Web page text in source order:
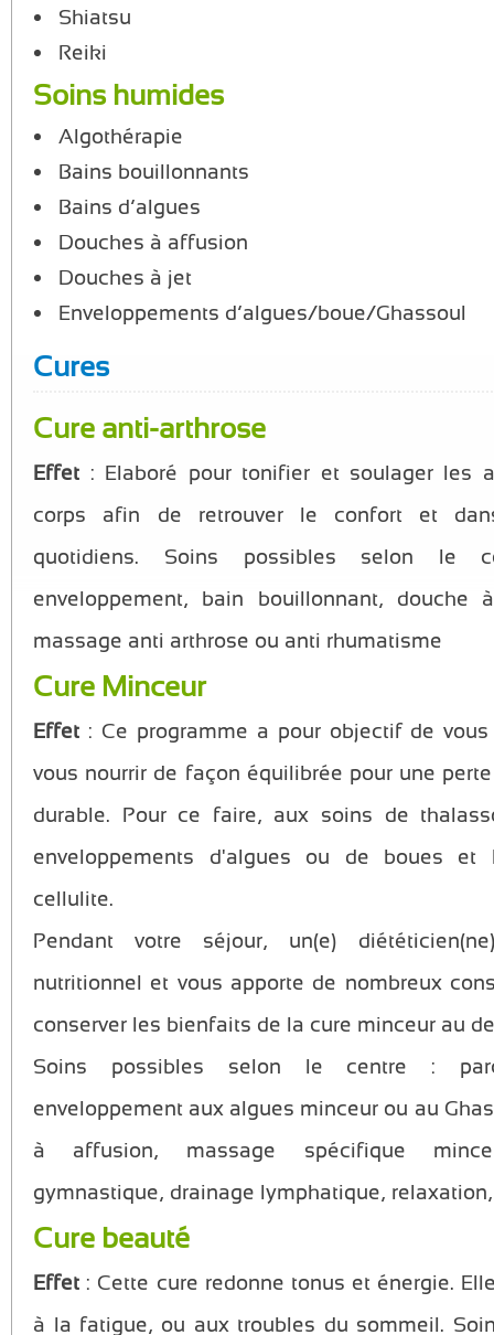
Shiatsu
Reiki
Soins humides
Algothérapie
Bains bouillonnants
Bains d’algues
Douches à affusion
Douches à jet
Enveloppements d’algues/boue/Ghassoul
Cures
Cure anti-arthrose
Effet : Elaboré pour tonifier et soulager les
corps afin de retrouver le confort et
quotidiens. Soins possibles selon le
enveloppement, bain bouillonnant,
massage anti arthrose ou anti rhumatisme
Cure Minceur
Effet : Ce programme a pour objectif de
vous nourrir de façon équilibrée pour une
durable. Pour ce faire, aux soins de
enveloppements d'algues ou de boues et
cellulite.
Pendant votre séjour, un(e)
nutritionnel et vous apporte de nombreux
conserver les bienfaits de la cure minceur au
Soins possibles selon le centre :
enveloppement aux algues minceur ou au
à affusion, massage spécifique
gymnastique, drainage lymphatique,
Cure beauté
Effet : Cette cure redonne tonus et énergie.
à la fatigue, ou aux troubles du sommeil.